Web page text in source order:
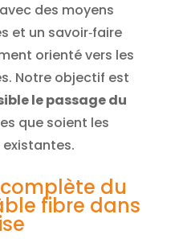
des moyens
et un savoir‑faire
orienté vers les
Notre objectif est
le passage du
que soient les
du
fibre dans